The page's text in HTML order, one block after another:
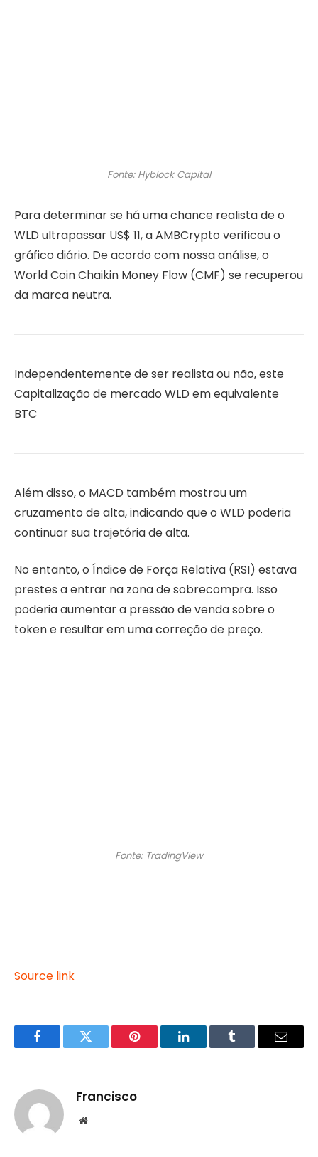
Fonte: Hyblock Capital
Para determinar se há uma chance realista de o
WLD ultrapassar US$ 11, a AMBCrypto verificou o
gráfico diário. De acordo com nossa análise, o
World Coin Chaikin Money Flow (CMF) se recuperou
da marca neutra.
Independentemente de ser realista ou não, este
Capitalização de mercado WLD em equivalente
BTC
Além disso, o MACD também mostrou um
cruzamento de alta, indicando que o WLD poderia
continuar sua trajetória de alta.
No entanto, o Índice de Força Relativa (RSI) estava
prestes a entrar na zona de sobrecompra. Isso
poderia aumentar a pressão de venda sobre o
token e resultar em uma correção de preço.
Fonte: TradingView
Source link
FacebookTwitter Pinterest LinkedInTumblr Email
Francisco
Website